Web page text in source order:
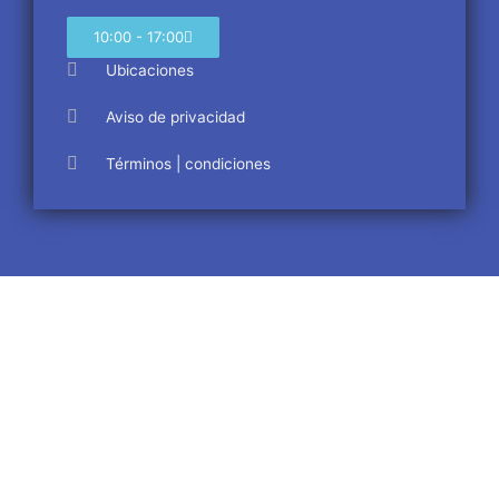
10:00 - 17:00
Ubicaciones
Aviso de privacidad
Términos | condiciones